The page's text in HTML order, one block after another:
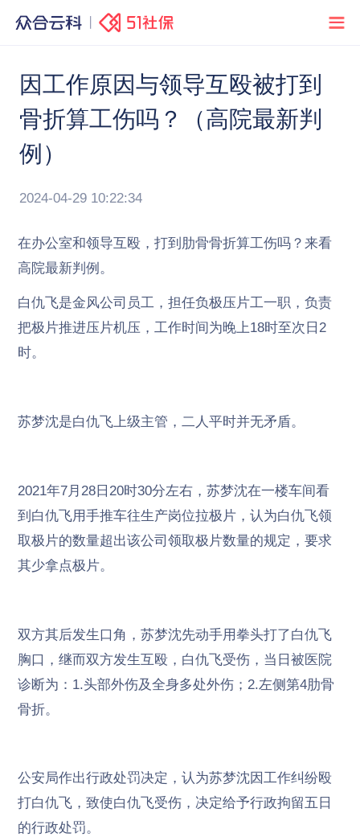
因工作原因与领导互殴被打到
骨折算工伤吗？（高院最新判
例）
2024-04-29 10:22:34
在办公室和领导互殴，打到肋骨骨折算工伤吗？ 来看
高院最新判例。
白仇飞是金风公司员工，担任负极压片工一职，负责
把极片推进压片机压，工作时间为晚上18时至次日2
时。
苏梦沈是白仇飞上级主管，二人平时并无矛盾。
2021年7月28日20时30分左右，苏梦沈在一楼车间看
到白仇飞用手推车往生产岗位拉极片，认为白仇飞领
取极片的数量超出该公司领取极片数量的规定，要求
其少拿点极片。
双方其后发生口角，苏梦沈先动手用拳头打了白仇飞
胸口，继而双方发生互殴，白仇飞受伤，当日被医院
诊断为：1.头部外伤及全身多处外伤；2.左侧第4肋骨
骨折。
公安局作出行政处罚决定，认为苏梦沈因工作纠纷殴
打白仇飞，致使白仇飞受伤，决定给予行政拘留五日
的行政处罚。